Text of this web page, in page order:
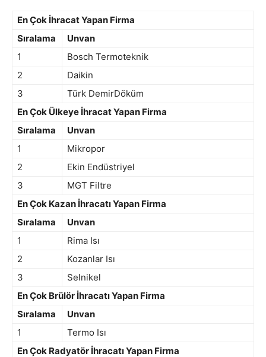
En Çok İhracat Yapan Firma
Sıralama
Unvan
1
Bosch Termoteknik
2
Daikin
3
Türk DemirDöküm
En Çok Ülkeye İhracat Yapan Firma
Sıralama
Unvan
1
Mikropor
2
Ekin Endüstriyel
3
MGT Filtre
En Çok Kazan İhracatı Yapan Firma
Sıralama
Unvan
1
Rima Isı
2
Kozanlar Isı
3
Selnikel
En Çok Brülör İhracatı Yapan Firma
Sıralama
Unvan
1
Termo Isı
En Çok Radyatör İhracatı Yapan Firma